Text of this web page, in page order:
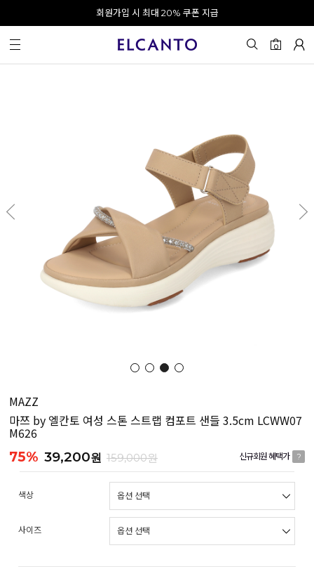
오전 10시 이전 결제 완료 시 오늘 출발!
회원가입 시 최대 20% 쿠폰 지급
0
MAZZ
마쯔 by 엘칸토 여성 스톤 스트랩 컴포트 샌들 3.5cm LCWW07
M626
75% 39,200원 159,000원 신규회원 혜택가 ?
색상
사이즈